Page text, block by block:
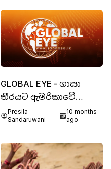
GLOBAL EYE - ගාසා
තීරයට ඇමරිකාවේ
මැදිහත් වීමෙන් නව සාම
සැලැස්මක්
Presila
Sandaruwani
10 months
ago